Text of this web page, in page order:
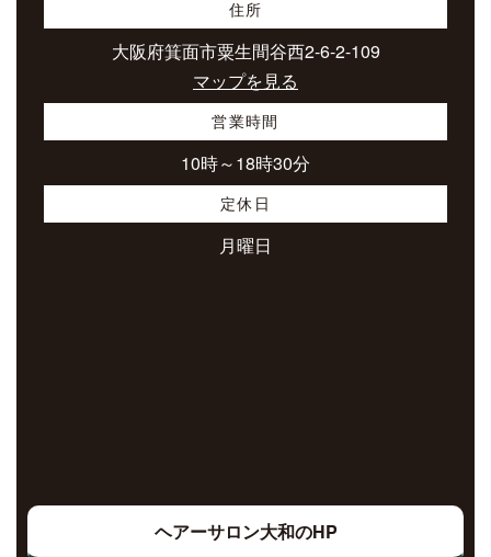
住所
大阪府箕面市粟生間谷西2-6-2-109
マップを見る
営業時間
10時～18時30分
定休日
月曜日
ヘアーサロン大和のHP